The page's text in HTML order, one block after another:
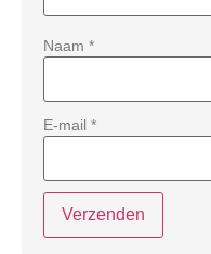
Naam *
E-mail *